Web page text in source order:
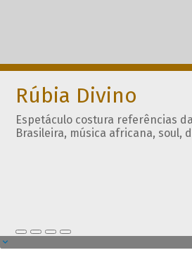
Rúbia Divino
Espetáculo costura referências
Brasileira, música africana, soul,